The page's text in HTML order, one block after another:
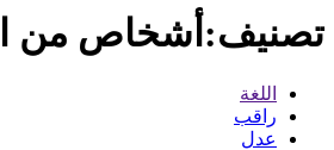
تصنيف:أشخاص من
اللغة
راقب
عدل